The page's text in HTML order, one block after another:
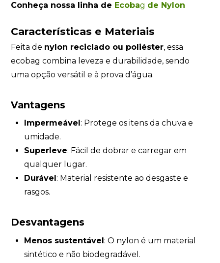
Conheça nossa linha de Ecobag de Nylon
Características e Materiais
Feita de nylon reciclado ou poliéster, essa
ecobag combina leveza e durabilidade, sendo
uma opção versátil e à prova d’água.
Vantagens
Impermeável : Protege os itens da chuva e
umidade.
Superleve: Fácil de dobrar e carregar em
qualquer lugar.
Durável : Material resistente ao desgaste e
rasgos.
Desvantagens
Menos sustentável: O nylon é um material
sintético e não biodegradável.